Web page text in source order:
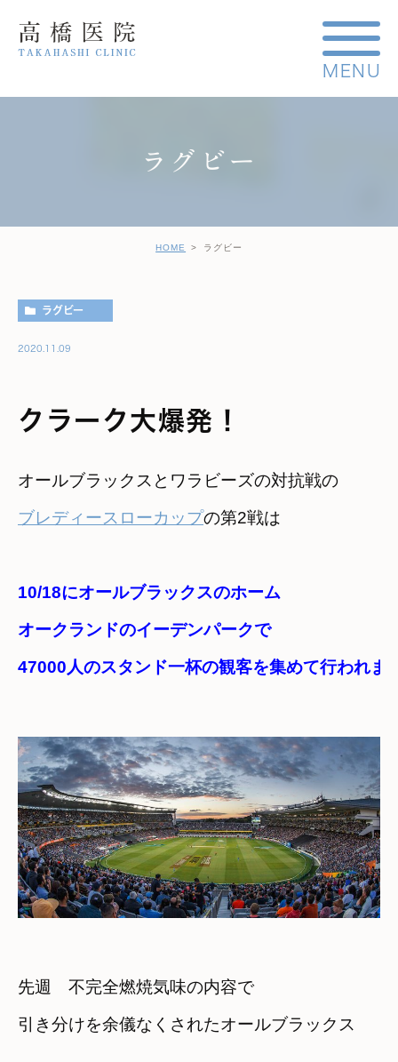
ラグビー
HOME ラグビー
ラグビー
2020.11.09
クラーク大爆発！
オールブラックスとワラビーズの対抗戦の
ブレディースローカップ
10/18にオールブラックスのホーム
オークランドのイーデンパークで
47000人のスタンド一杯の観客を集めて行われま
先週　不完全燃焼気味の内容で